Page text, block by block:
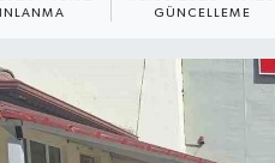
GÜNCELLEME